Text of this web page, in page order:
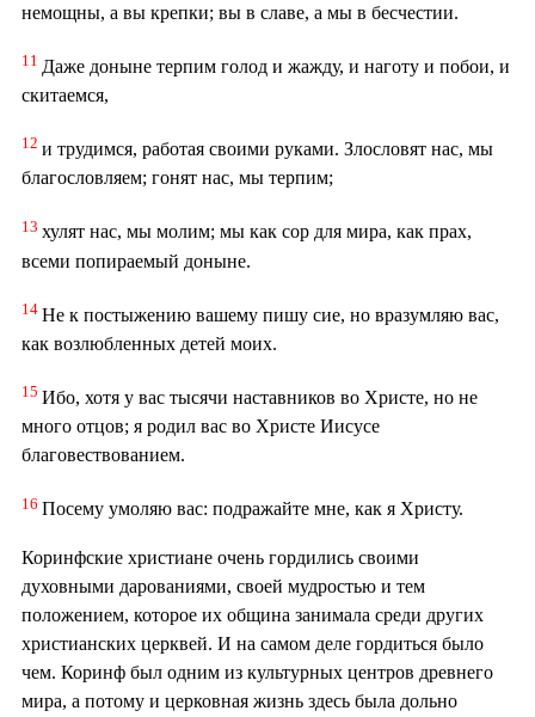
немощны, а вы крепки; вы в славе, а мы в бесчестии.
11 Даже доныне терпим голод и жажду, и наготу и побои, и
скитаемся,
12 и трудимся, работая своими руками. Злословят нас, мы
благословляем; гонят нас, мы терпим;
13 хулят нас, мы молим; мы как сор для мира, как прах,
всеми попираемый доныне.
14 Не к постыжению вашему пишу сие, но вразумляю вас,
как возлюбленных детей моих.
15 Ибо, хотя у вас тысячи наставников во Христе, но не
много отцов; я родил вас во Христе Иисусе
благовествованием.
16 Посему умоляю вас: подражайте мне, как я Христу.
Коринфские христиане очень гордились своими
духовными дарованиями, своей мудростью и тем
положением, которое их община занимала среди других
христианских церквей. И на самом деле гордиться было
чем. Коринф был одним из культурных центров древнего
мира, а потому и церковная жизнь здесь была дольно